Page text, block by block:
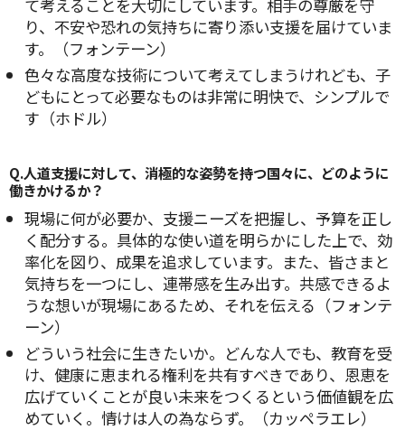
て考えることを大切にしています。相手の尊厳を守
り、不安や恐れの気持ちに寄り添い支援を届けていま
す。（フォンテーン）
色々な高度な技術について考えてしまうけれども、子
どもにとって必要なものは非常に明快で、シンプルで
す（ホドル）
Q.人道支援に対して、消極的な姿勢を持つ国々に、どのように
働きかけるか？
現場に何が必要か、支援ニーズを把握し、予算を正し
く配分する。具体的な使い道を明らかにした上で、効
率化を図り、成果を追求しています。また、皆さまと
気持ちを一つにし、連帯感を生み出す。共感できるよ
うな想いが現場にあるため、それを伝える（フォンテ
ーン）
どういう社会に生きたいか。どんな人でも、教育を受
け、健康に恵まれる権利を共有すべきであり、恩恵を
広げていくことが良い未来をつくるという価値観を広
めていく。情けは人の為ならず。（カッペラエレ）